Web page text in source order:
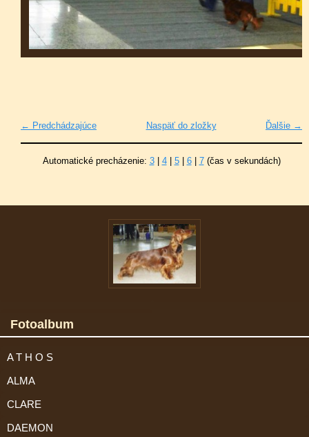
← Predchádzajúce Ďalšie →
Naspäť do zložky
Automatické precházenie: 3| 4| 5| 6| 7(čas v sekundách)
Fotoalbum
A T H O S
ALMA
CLARE
DAEMON